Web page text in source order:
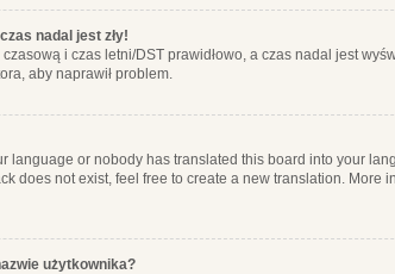
nadal jest zły!
i czas letni/DST prawidłowo, a czas nadal jest
aby naprawił problem.
language or nobody has translated this board into your
does not exist, feel free to create a new translation. More
użytkownika?